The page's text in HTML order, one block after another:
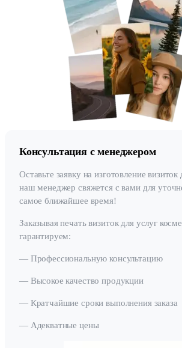
Консультация с менеджером
Оставьте заявку на изготовление
наш менеджер свяжется с вами для
самое ближайшее время!
Заказывая печать визиток для услуг
гарантируем:
— Профессиональную консультацию
— Высокое качество продукции
— Кратчайшие сроки выполнения заказа
— Адекватные цены